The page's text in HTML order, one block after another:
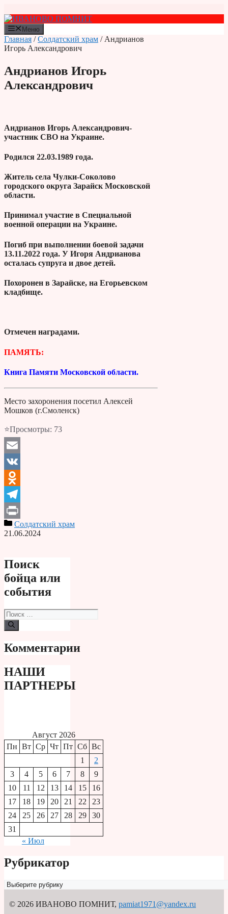
к
содержимому
Меню
Главная /Солдатский храм / Андрианов
Игорь Александрович
Андрианов Игорь
Александрович
Андрианов Игорь Александрович-
участник СВО на Украине.
Родился 22.03.1989 года.
Житель села Чулки-Соколово
городского округа Зарайск Московской
области.
Принимал участие в Специальной
военной операции на Украине.
Погиб при выполнении боевой задачи
13.11.2022 года. У Игоря Андрианова
осталась супруга и двое детей.
Похоронен в Зарайске, на Егорьевском
кладбище.
Отмечен наградами.
ПАМЯТЬ:
Книга Памяти Московской области.
Место захоронения посетил Алексей
Мошков (г.Смоленск)
⭐Просмотры: 73
Email
VK
Odnoklassniki
Telegram
PrintСолдатский храм
21.06.2024
Поиск
бойца или
события
Поиск:
Комментарии
НАШИ
ПАРТНЕРЫ
Август 2026
Пн Вт Ср Чт Пт Сб Вс
1
2
3
4 5 6 7 8
9
10
11 12 13 14 15
16
17
18 19 20 21 22
23
24
25 26 27 28 29
30
31
« Июл
Рубрикатор
Рубрикатор
© 2026 ИВАНОВО ПОМНИТ, pamiat1971@yandex.ru